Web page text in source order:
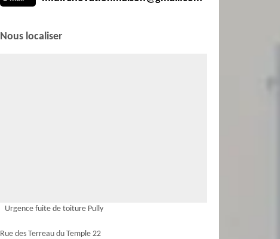
Nous localiser
Urgence fuite de toiture Pully
Rue des Terreau du Temple 22